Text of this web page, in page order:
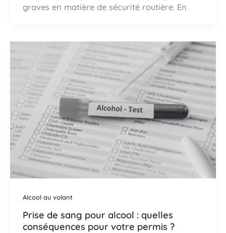
graves en matière de sécurité routière. En
Alcool au volant
Prise de sang pour alcool : quelles
conséquences pour votre permis ?